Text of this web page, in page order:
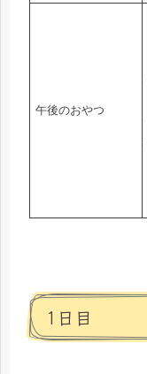
午後のおやつ
1日目